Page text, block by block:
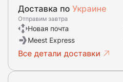
Доставка по Украине
Отправим завтра
Новая почта
Meest Express
Все детали доставки